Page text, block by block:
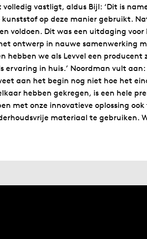
vastligt, aldus Bijl: ‘Dit is
op deze manier gebruikt.
voldoen. Dit was een uitdaging
ontwerp in nauwe samenwerking
hebben we als Levvel een producent
in huis.’ Noordman vult aan:
aan het begin nog niet hoe het
hebben gekregen, is een hele
met onze innovatieve oplossing
materiaal te gebruiken.